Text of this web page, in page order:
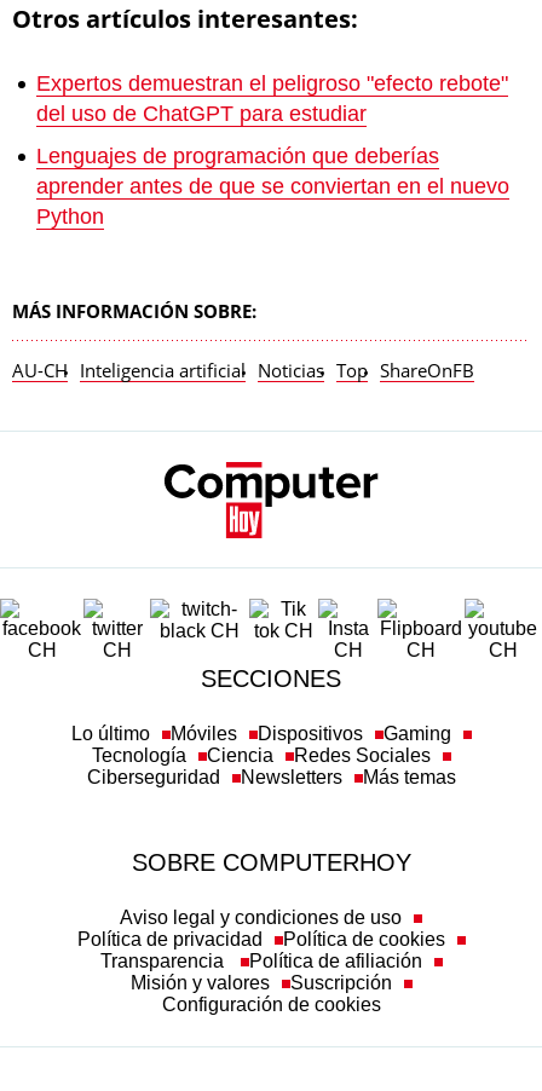
Otros artículos interesantes:
Expertos demuestran el peligroso "efecto rebote"
del uso de ChatGPT para estudiar
Lenguajes de programación que deberías
aprender antes de que se conviertan en el nuevo
Python
MÁS INFORMACIÓN SOBRE:
AU-CH Inteligencia artificial Noticias Top ShareOnFB
SECCIONES
Lo último Móviles Dispositivos
Gaming
Tecnología
Ciencia
Redes Sociales
Ciberseguridad
Newsletters Más temas
SOBRE COMPUTERHOY
Aviso legal y condiciones de uso
Política de privacidad
Política de cookies
Transparencia
Política de afiliación
Misión y valores
Suscripción
Configuración de cookies